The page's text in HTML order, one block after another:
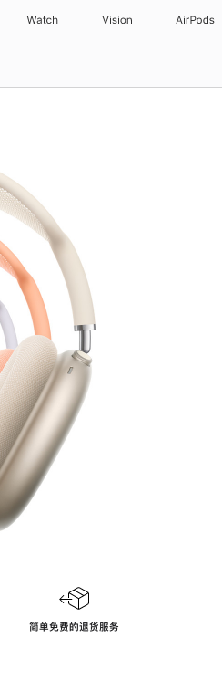
Watch Vision AirPods
简单免费的退货服务